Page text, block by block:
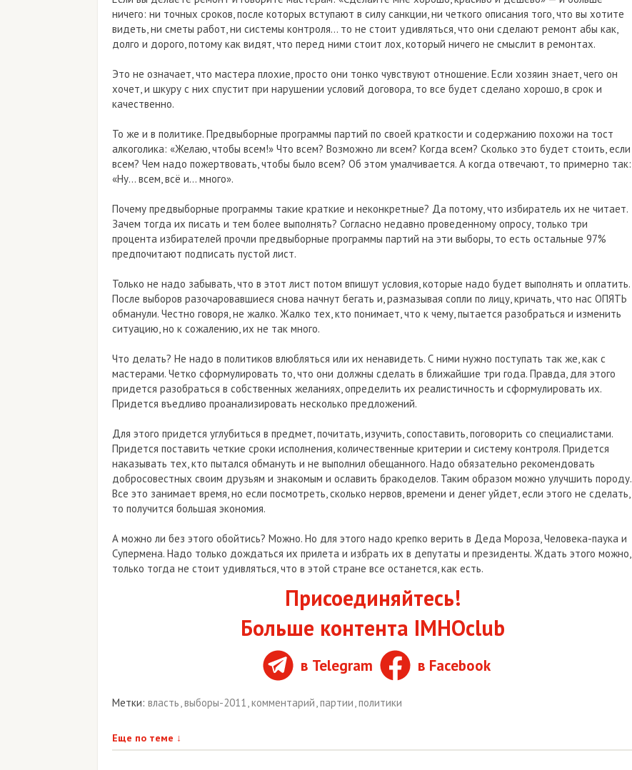
ничего: ни точных сроков, после которых вступают в силу санкции, ни четкого описания того, что вы хотите
видеть, ни сметы работ, ни системы контроля… то не стоит удивляться, что они сделают ремонт абы как,
долго и дорого, потому как видят, что перед ними стоит лох, который ничего не смыслит в ремонтах.
Это не означает, что мастера плохие, просто они тонко чувствуют отношение. Если хозяин знает, чего он
хочет, и шкуру с них спустит при нарушении условий договора, то все будет сделано хорошо, в срок и
качественно.
То же и в политике. Предвыборные программы партий по своей краткости и содержанию похожи на тост
алкоголика: «Желаю, чтобы всем!» Что всем? Возможно ли всем? Когда всем? Сколько это будет стоить, если
всем? Чем надо пожертвовать, чтобы было всем? Об этом умалчивается. А когда отвечают, то примерно так:
«Ну… всем, всё и… много».
Почему предвыборные программы такие краткие и неконкретные? Да потому, что избиратель их не читает.
Зачем тогда их писать и тем более выполнять? Согласно недавно проведенному опросу, только три
процента избирателей прочли предвыборные программы партий на эти выборы, то есть остальные 97%
предпочитают подписать пустой лист.
Только не надо забывать, что в этот лист потом впишут условия, которые надо будет выполнять и оплатить.
После выборов разочаровавшиеся снова начнут бегать и, размазывая сопли по лицу, кричать, что нас ОПЯТЬ
обманули. Честно говоря, не жалко. Жалко тех, кто понимает, что к чему, пытается разобраться и изменить
ситуацию, но к сожалению, их не так много.
Что делать? Не надо в политиков влюбляться или их ненавидеть. С ними нужно поступать так же, как с
мастерами. Четко сформулировать то, что они должны сделать в ближайшие три года. Правда, для этого
придется разобраться в собственных желаниях, определить их реалистичность и сформулировать их.
Придется въедливо проанализировать несколько предложений.
Для этого придется углубиться в предмет, почитать, изучить, сопоставить, поговорить со специалистами.
Придется поставить четкие сроки исполнения, количественные критерии и систему контроля. Придется
наказывать тех, кто пытался обмануть и не выполнил обещанного. Надо обязательно рекомендовать
добросовестных своим друзьям и знакомым и ославить бракоделов. Таким образом можно улучшить породу.
Все это занимает время, но если посмотреть, сколько нервов, времени и денег уйдет, если этого не сделать,
то получится большая экономия.
А можно ли без этого обойтись? Можно. Но для этого надо крепко верить в Деда Мороза, Человека-паука и
Супермена. Надо только дождаться их прилета и избрать их в депутаты и президенты. Ждать этого можно,
только тогда не стоит удивляться, что в этой стране все останется, как есть.
Присоединяйтесь!
Больше контента IMHOclub
в Telegram в Facebook
Метки: власть,выборы-2011,комментарий,партии,политики
Еще по теме ↓